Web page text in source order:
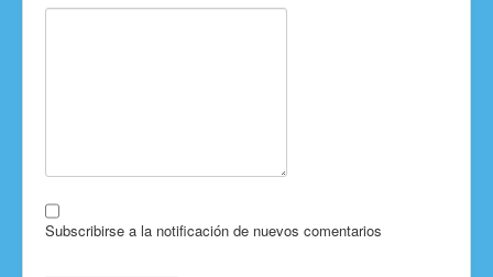
Subscribirse a la notificación de nuevos comentarios